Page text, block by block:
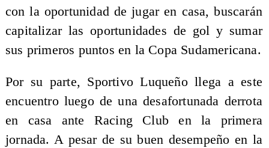
con la oportunidad de jugar en casa, buscarán
capitalizar las oportunidades de gol y sumar
sus primeros puntos en la Copa Sudamericana.
​Por su parte, Sportivo Luqueño llega a este
encuentro luego de una desafortunada derrota
en casa ante Racing Club en la primera
jornada. A pesar de su buen desempeño en la